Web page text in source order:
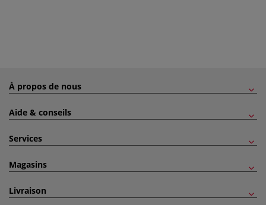
À propos de nous
Aide & conseils
Services
Magasins
Livraison